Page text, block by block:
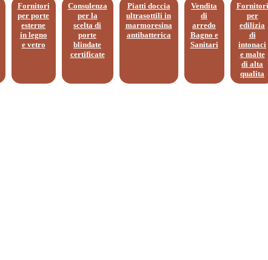
Fornitori
per porte
esterne
in legno
e vetro
Consulenza
per la
scelta di
porte
blindate
certificate
Piatti doccia
ultrasottili in
marmoresina
antibatterica
Vendita
di
arredo
Bagno e
Sanitari
Fornitori
per
edilizia
di
intonaci
e malte
di alta
qualita